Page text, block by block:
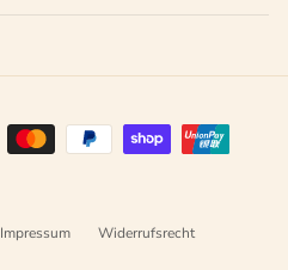
Impressum Widerrufsrecht